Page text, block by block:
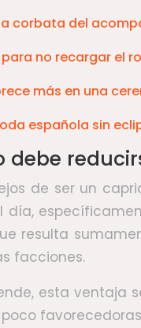
corbata del
no recargar el
más en una
española sin
debe
de ser un
resulta
facciones.
esta ventaja